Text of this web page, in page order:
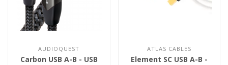
AUDIOQUEST
Carbon USB A-B - USB
ATLAS CABLES
Element SC USB A-B -